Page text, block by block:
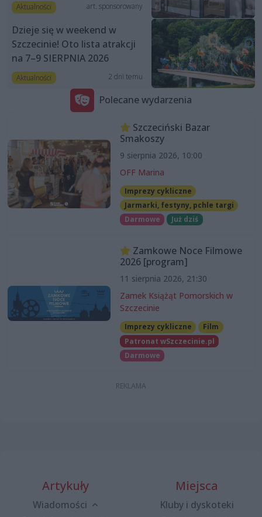
Aktualności art. sponsorowany
Dzieje się w weekend w
Szczecinie! Oto lista atrakcji
na 7–9 SIERPNIA 2026
Aktualności 2 dni temu
Polecane wydarzenia
Szczeciński Bazar
Smakoszy
9 sierpnia 2026, 10:00
OFF Marina
Imprezy cykliczne
Jarmarki, festyny, pchle targi
Darmowe
Już dziś
Zamkowe Noce Filmowe
2026 [program]
11 sierpnia 2026, 21:30
Zamek Książąt Pomorskich w
Szczecinie
Imprezy cykliczne
Film
Patronat wSzczecinie.pl
Darmowe
Artykuły
Wiadomości
Miejsca
Kluby i dyskoteki